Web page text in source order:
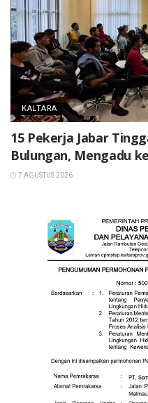
KALTARA
15 Pekerja Jabar
Bulungan, Mengadu
7 AGUSTUS 2026